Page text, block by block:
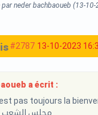
neder bachbaoueb (13-
#2787 13-10-2023
a écrit :
pas toujours la
مجلس الشعب